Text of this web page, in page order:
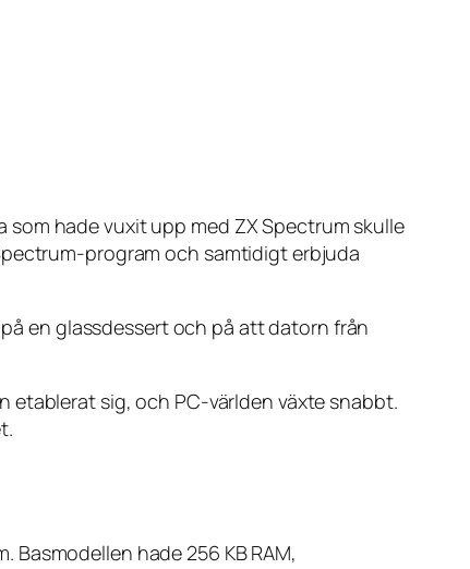
som hade vuxit upp med ZX Spectrum skulle
program och samtidigt erbjuda
på en glassdessert och på att datorn från
etablerat sig, och PC-världen växte snabbt.
hade 256 KB RAM,